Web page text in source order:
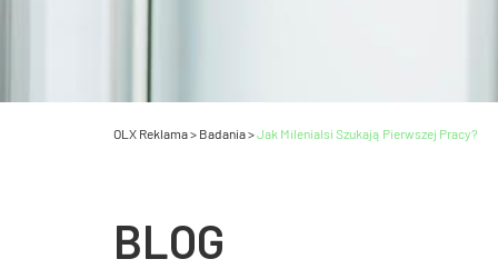
OLX Reklama> Badania>Jak Milenialsi Szukają Pierwszej Pracy?
BLOG